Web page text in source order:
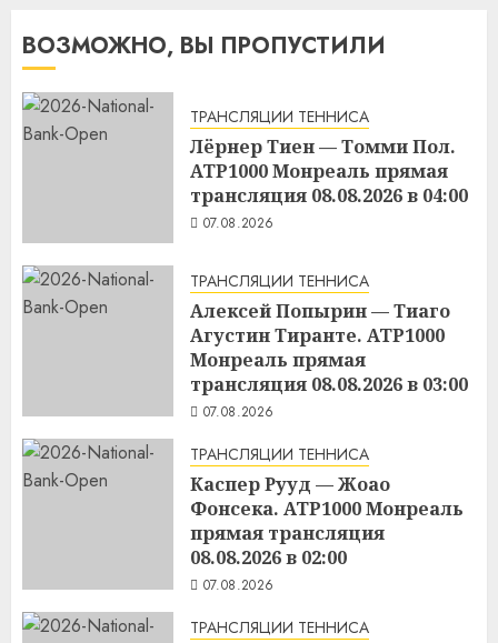
ВОЗМОЖНО, ВЫ ПРОПУСТИЛИ
ТРАНСЛЯЦИИ ТЕННИСА
Лёрнер Тиен — Томми Пол.
ATP1000 Монреаль прямая
трансляция 08.08.2026 в 04:00
07.08.2026
ТРАНСЛЯЦИИ ТЕННИСА
Алексей Попырин — Тиаго
Агустин Тиранте. ATP1000
Монреаль прямая
трансляция 08.08.2026 в 03:00
07.08.2026
ТРАНСЛЯЦИИ ТЕННИСА
Каспер Рууд — Жоао
Фонсека. ATP1000 Монреаль
прямая трансляция
08.08.2026 в 02:00
07.08.2026
ТРАНСЛЯЦИИ ТЕННИСА